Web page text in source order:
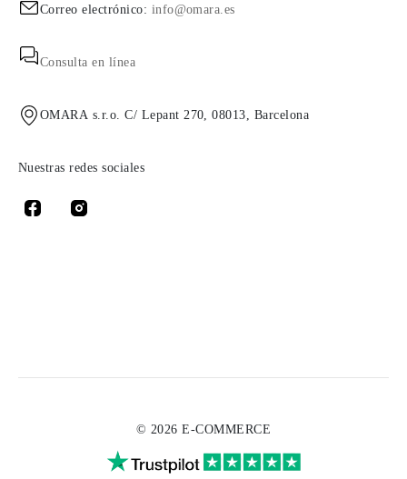
Correo electrónico: info@omara.es
Consulta en línea
OMARA s.r.o. C/ Lepant 270, 08013, Barcelona
Nuestras redes sociales
© 2026 E-COMMERCE